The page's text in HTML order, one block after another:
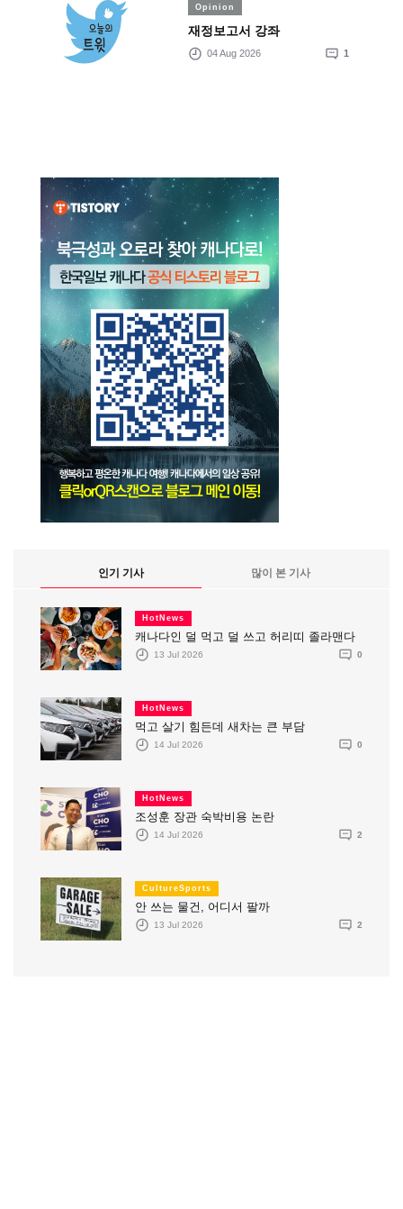
Opinion
재정보고서 강좌
04 Aug 2026 1
인기 기사 많이 본 기사
HotNews
캐나다인 덜 먹고 덜 쓰고 허리띠 졸라맨다
13 Jul 2026 0
HotNews
먹고 살기 힘든데 새차는 큰 부담
14 Jul 2026 0
HotNews
조성훈 장관 숙박비용 논란
14 Jul 2026 2
CultureSports
안 쓰는 물건, 어디서 팔까
13 Jul 2026 2